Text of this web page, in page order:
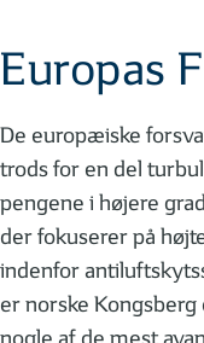
Europas
De europæiske
trods for en del
pengene i højere
der fokuserer på
indenfor
er norske